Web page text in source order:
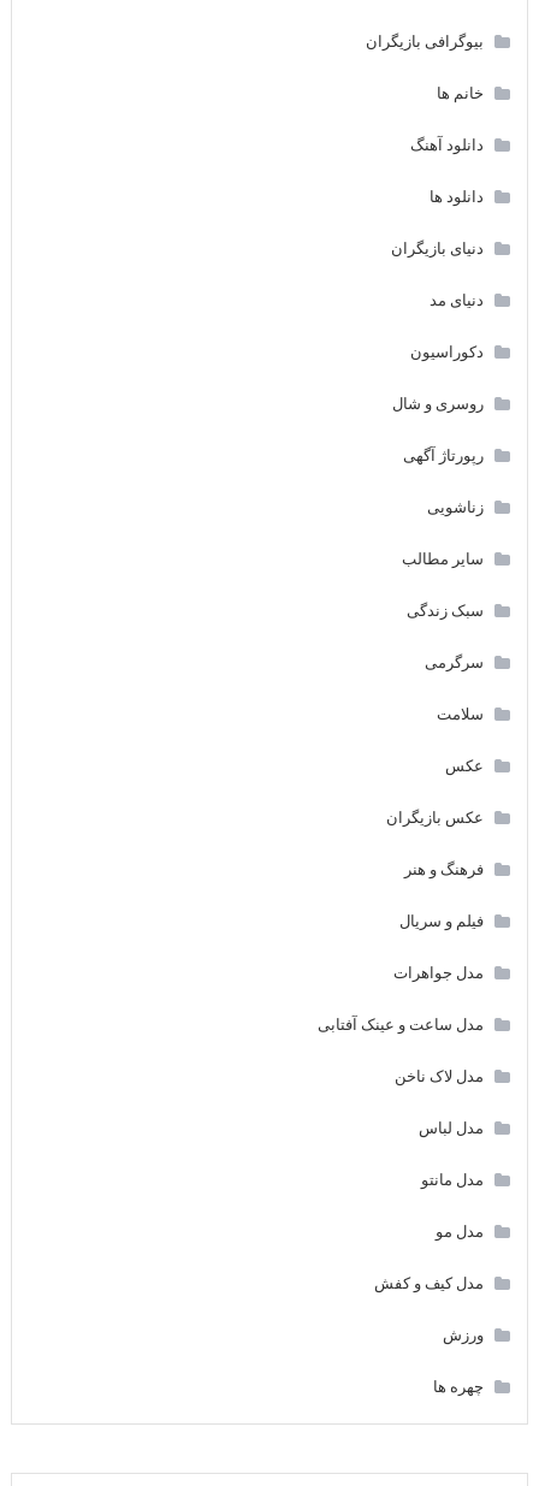
بیوگرافی بازیگران
خانم ها
دانلود آهنگ
دانلود ها
دنیای بازیگران
دنیای مد
دکوراسیون
روسری و شال
رپورتاژ آگهی
زناشویی
سایر مطالب
سبک زندگی
سرگرمی
سلامت
عکس
عکس بازیگران
فرهنگ و هنر
فیلم و سریال
مدل جواهرات
مدل ساعت و عینک آفتابی
مدل لاک ناخن
مدل لباس
مدل مانتو
مدل مو
مدل کیف و کفش
ورزش
چهره ها